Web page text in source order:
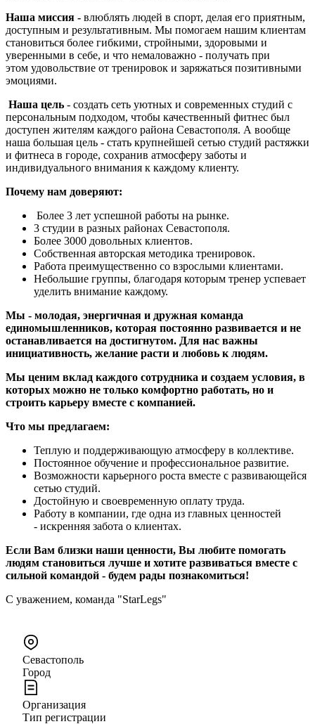
Наша миссия - влюблять людей в спорт, делая его приятным,
доступным и результативным. Мы помогаем нашим клиентам
становиться более гибкими, стройными, здоровыми и
уверенными в себе, и что немаловажно - получать при
этом удовольствие от тренировок и заряжаться позитивными
эмоциями.
Наша цель - создать сеть уютных и современных студий с
персональным подходом, чтобы качественный фитнес был
доступен жителям каждого района Севастополя. А вообще
наша большая цель - стать крупнейшей сетью студий растяжки
и фитнеса в городе, сохранив атмосферу заботы и
индивидуального внимания к каждому клиенту.
Почему нам доверяют:
Более 3 лет успешной работы на рынке.
3 студии в разных районах Севастополя.
Более 3000 довольных клиентов.
Собственная авторская методика тренировок.
Работа преимущественно со взрослыми клиентами.
Небольшие группы, благодаря которым тренер успевает
уделить внимание каждому.
Мы - молодая, энергичная и дружная команда
единомышленников, которая постоянно развивается и не
останавливается на достигнутом. Для нас важны
инициативность, желание расти и любовь к людям.
Мы ценим вклад каждого сотрудника и создаем условия, в
которых можно не только комфортно работать, но и
строить карьеру вместе с компанией.
Что мы предлагаем:
Теплую и поддерживающую атмосферу в коллективе.
Постоянное обучение и профессиональное развитие.
Возможности карьерного роста вместе с развивающейся
сетью студий.
Достойную и своевременную оплату труда.
Работу в компании, где одна из главных ценностей
- искренняя забота о клиентах.
Если Вам близки наши ценности, Вы любите помогать
людям становиться лучше и хотите развиваться вместе с
сильной командой - будем рады познакомиться!
С уважением, команда "StarLegs"
Севастополь
Город
Организация
Тип регистрации